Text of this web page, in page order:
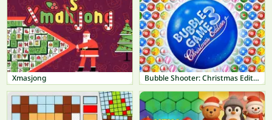
Xmasjong Bubble Shooter: Christmas Edition